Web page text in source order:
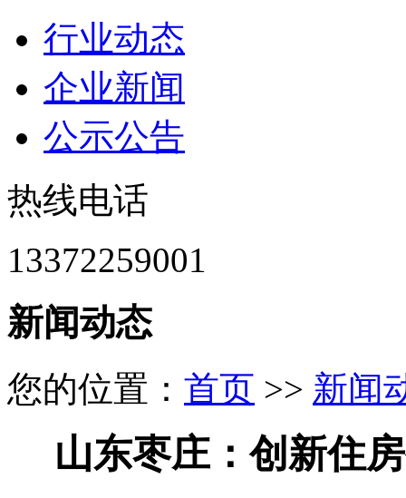
行业动态
企业新闻
公示公告
热线电话
13372259001
新闻动态
您的位置： 首页 >> 新闻
山东枣庄：创新住